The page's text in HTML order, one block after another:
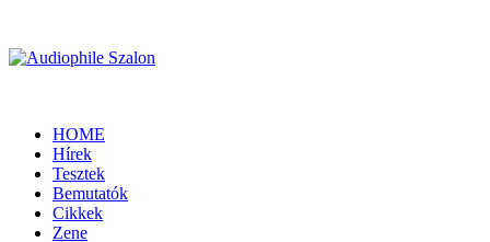
HOME
Hírek
Tesztek
Bemutatók
Cikkek
Zene